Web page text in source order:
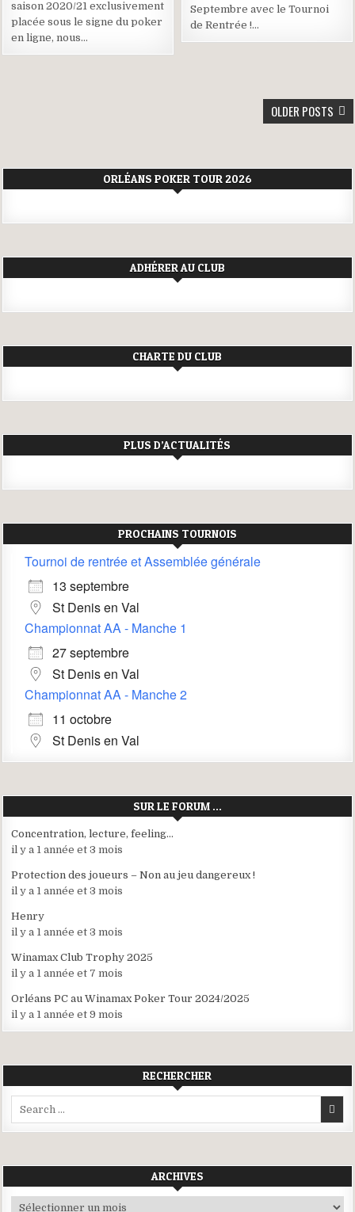
saison 2020/21 exclusivement
placée sous le signe du poker
en ligne, nous…
Septembre avec le Tournoi
de Rentrée !…
OLDER POSTS
ORLÉANS POKER TOUR 2026
ADHÉRER AU CLUB
CHARTE DU CLUB
PLUS D’ACTUALITÉS
PROCHAINS TOURNOIS
Tournoi de rentrée et Assemblée générale
13 septembre
St Denis en Val
Championnat AA - Manche 1
27 septembre
St Denis en Val
Championnat AA - Manche 2
11 octobre
St Denis en Val
SUR LE FORUM …
Concentration, lecture, feeling…
il y a 1 année et 3 mois
Protection des joueurs – Non au jeu dangereux !
il y a 1 année et 3 mois
Henry
il y a 1 année et 3 mois
Winamax Club Trophy 2025
il y a 1 année et 7 mois
Orléans PC au Winamax Poker Tour 2024/2025
il y a 1 année et 9 mois
RECHERCHER
ARCHIVES
Archives